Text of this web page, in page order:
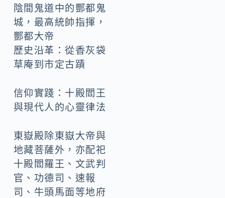
陰間鬼道中的酆都鬼
城，最高統帥指揮，
酆都大帝
歷史沿革：從香灰袋
草庵到市定古蹟
信仰實踐：十殿閻王
與現代人的心靈律法
東嶽殿除東嶽大帝與
地藏菩薩外，亦配祀
十殿閻羅王、文武判
官、功德司、速報
司、牛頭馬面等地府